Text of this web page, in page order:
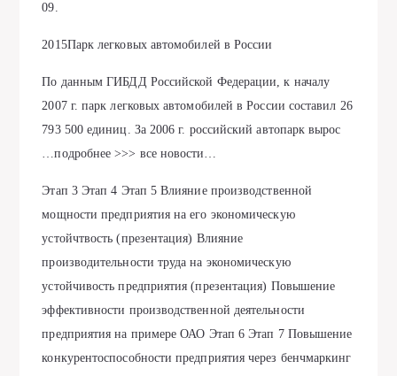
09.
2015Парк легковых автомобилей в России
По данным ГИБДД Российской Федерации, к началу
2007 г. парк легковых автомобилей в России составил 26
793 500 единиц. За 2006 г. российский автопарк вырос
…подробнее >>> все новости…
Этап 3 Этап 4 Этап 5 Влияние производственной
мощности предприятия на его экономическую
устойчтвость (презентация) Влияние
производительности труда на экономическую
устойчивость предприятия (презентация) Повышение
эффективности производственной деятельности
предприятия на примере ОАО Этап 6 Этап 7 Повышение
конкурентоспособности предприятия через бенчмаркинг